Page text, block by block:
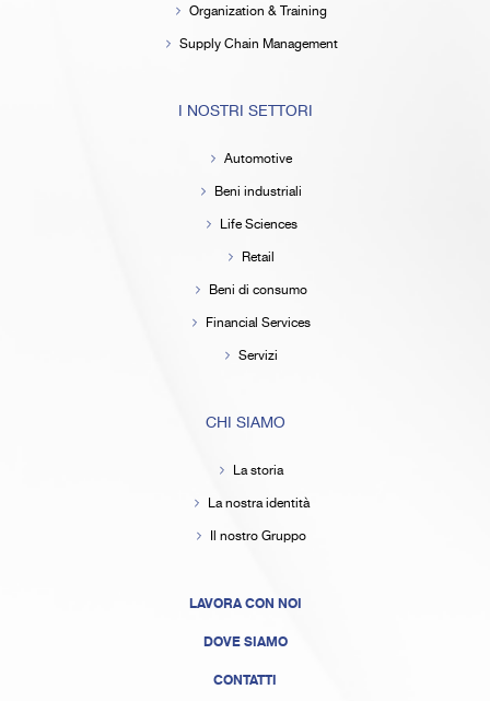
Organization & Training
Supply Chain Management
I NOSTRI SETTORI
Automotive
Beni industriali
Life Sciences
Retail
Beni di consumo
Financial Services
Servizi
CHI SIAMO
La storia
La nostra identità
Il nostro Gruppo
LAVORA CON NOI
DOVE SIAMO
CONTATTI